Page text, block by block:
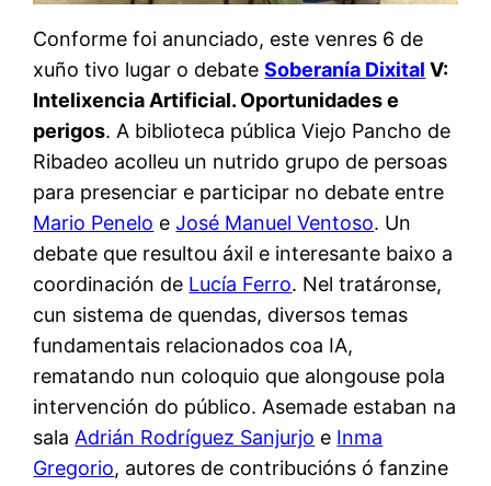
Conforme foi anunciado, este venres 6 de
xuño tivo lugar o debateSoberanía Dixital V:
Intelixencia Artificial. Oportunidades e
perigos. A biblioteca pública Viejo Pancho de
Ribadeo acolleu un nutrido grupo de persoas
para presenciar e participar no debate entre
Mario Penelo eJosé Manuel Ventoso. Un
debate que resultou áxil e interesante baixo a
coordinación de Lucía Ferro. Nel tratáronse,
cun sistema de quendas, diversos temas
fundamentais relacionados coa IA,
rematando nun coloquio que alongouse pola
intervención do público. Asemade estaban na
sala Adrián Rodríguez Sanjurjo e Inma
Gregorio, autores de contribucións ó fanzine